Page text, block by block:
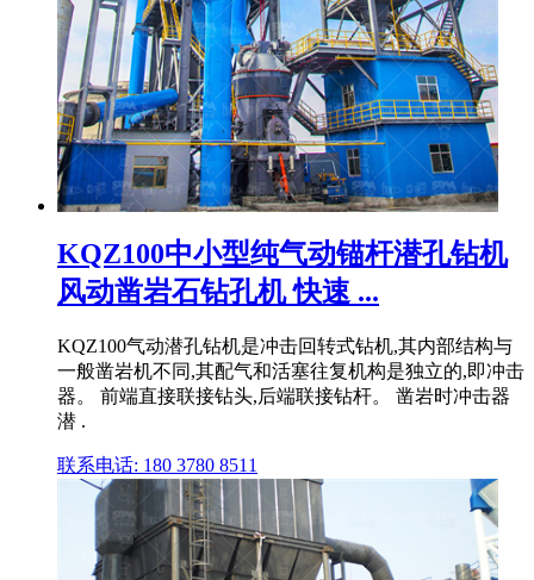
KQZ100中小型纯气动锚杆潜孔钻机
风动凿岩石钻孔机 快速 ...
KQZ100气动潜孔钻机是冲击回转式钻机,其内部结构与
一般凿岩机不同,其配气和活塞往复机构是独立的,即冲击
器。 前端直接联接钻头,后端联接钻杆。 凿岩时冲击器
潜 .
联系电话: 180 3780 8511